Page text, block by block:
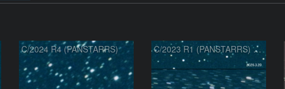
C/2024 R4 (PANSTARRS) C/2023 R1 (PANSTARRS) の変化